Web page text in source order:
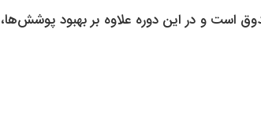
است و در این دوره علاوه بر بهبود پوشش‌ها،